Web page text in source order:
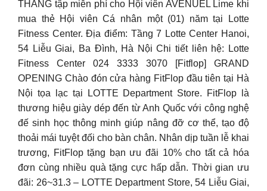
THÁNG tập miễn phí cho Hội viên AVENUEL Lime khi
mua thẻ Hội viên Cá nhân một (01) năm tại Lotte
Fitness Center. Địa điểm: Tầng 7 Lotte Center Hanoi,
54 Liễu Giai, Ba Đình, Hà Nội Chi tiết liên hệ: Lotte
Fitness Center 024 3333 3070 [Fitflop] GRAND
OPENING Chào đón cửa hàng FitFlop đầu tiên tại Hà
Nội tọa lạc tại LOTTE Department Store. FitFlop là
thương hiệu giày dép đến từ Anh Quốc với công nghệ
đế sinh học thông minh giúp nâng đỡ cơ thể, tạo độ
thoải mái tuyệt đối cho bàn chân. Nhân dịp tuần lễ khai
trương, FitFlop tặng bạn ưu đãi 10% cho tất cả hóa
đơn cùng nhiều quà tặng cực hấp dẫn. Thời gian ưu
đãi: 26~31.3 – LOTTE Department Store, 54 Liễu Giai,